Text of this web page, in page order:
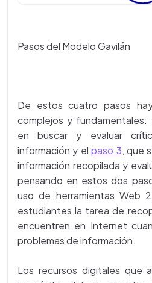
Pasos del Modelo Gavilán
De estos cuatro pasos
complejos y fundamentales:
en buscar y evaluar
información y elpaso 3, que
información recopilada y
pensando en estos dos
uso de herramientas Web
estudiantes la tarea de
encuentren en Internet
problemas de información.
Los recursos digitales que